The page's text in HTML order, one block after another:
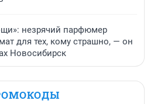
незрячий парфюмер
для тех, кому страшно, — он
Новосибирск